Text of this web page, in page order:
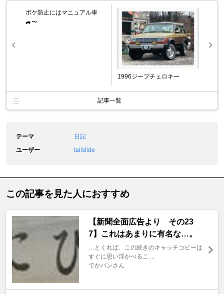
ボケ防止にはマニュアル車
🚙〜
1996ジープチェロキー
記事一覧
テーマ
日記
ユーザー
tailslide
この記事を見た人におすすめ
【新聞全面広告より その23
7】これはあまりに有名な…。
…とくれば、この続きのキャッチコピーは
すぐに思い浮かべるこ ...
でかバンさん